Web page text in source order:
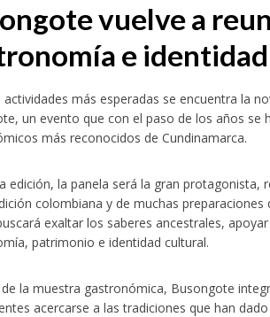
vuelve a
e
actividades más esperadas se encuentra la
un evento que con el paso de los años
más reconocidos de Cundinamarca.
edición, la panela será la gran
colombiana y de muchas
exaltar los saberes ancestrales,
patrimonio e identidad cultural.
la muestra gastronómica, Busongote
acercarse a las tradiciones que han